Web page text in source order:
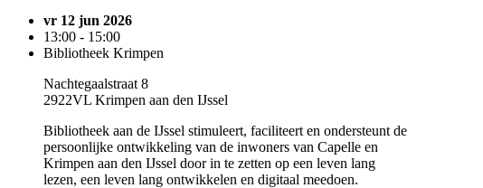
vr 12 jun 2026
13:00 - 15:00
Bibliotheek Krimpen
Nachtegaalstraat 8
2922VL Krimpen aan den IJssel
Bibliotheek aan de IJssel stimuleert, faciliteert en ondersteunt de
persoonlijke ontwikkeling van de inwoners van Capelle en
Krimpen aan den IJssel door in te zetten op een leven lang
lezen, een leven lang ontwikkelen en digitaal meedoen.